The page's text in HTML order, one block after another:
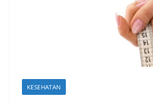
KESEHATAN